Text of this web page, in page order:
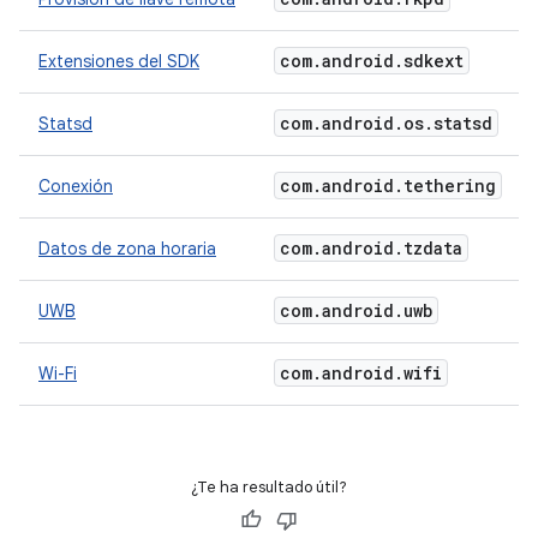
Extensiones del SDK com.android .sdkext
Statsd com.android . os.statsd
Conexión com.android . tethering
Datos de zona horaria com.android . tzdata
UWB com.android . uwb
Wi-Fi com.android .wifi
¿Te ha resultado útil?